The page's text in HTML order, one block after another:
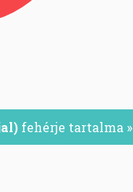
fehérje tartalma »